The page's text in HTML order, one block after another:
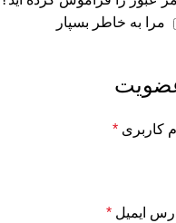
مرا به خاطر بسپار
کاربری *
ایمیل *